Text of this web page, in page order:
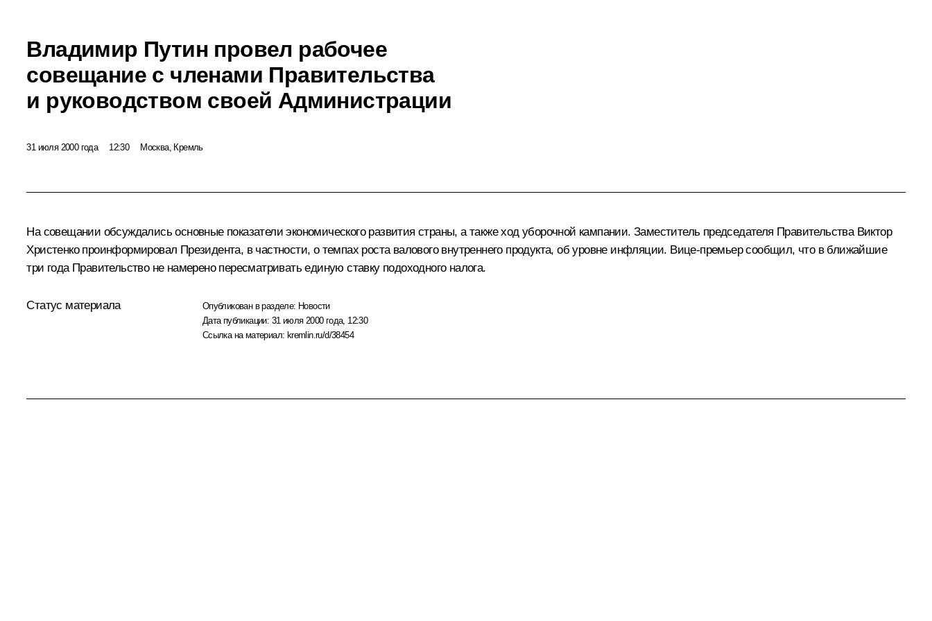
Владимир Путин провел рабочее
совещание с членами Правительства
и руководством своей Администрации
31 июля 2000 года 12:30 Москва, Кремль
На совещании обсуждались основные показатели экономического развития страны, а также ход уборочной кампании. Заместитель председателя Правительства Виктор
Христенко проинформировал Президента, в частности, о темпах роста валового внутреннего продукта, об уровне инфляции. Вице-премьер сообщил, что в ближайшие
три года Правительство не намерено пересматривать единую ставку подоходного налога.
Статус материала Опубликован в разделе: Новости
Дата публикации: 31 июля 2000 года, 12:30
Ссылка на материал: kremlin.ru/d/38454